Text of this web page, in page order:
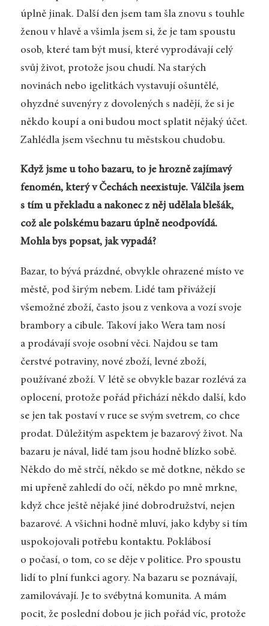
úplně jinak. Další den jsem tam šla znovu s touhle
ženou v hlavě a všimla jsem si, že je tam spoustu
osob, které tam být musí, které vyprodávají celý
svůj život, protože jsou chudí. Na starých
novinách nebo igelitkách vystavují ošuntělé,
ohyzdné suvenýry z dovolených s nadějí, že si je
někdo koupí a oni budou moct splatit nějaký účet.
Zahlédla jsem všechnu tu městskou chudobu.
Když jsme u toho bazaru, to je hrozně zajímavý
fenomén, který v Čechách neexistuje. Válčila jsem
s tím u překladu a nakonec z něj udělala blešák,
což ale polskému bazaru úplně neodpovídá.
Mohla bys popsat, jak vypadá?
Bazar, to bývá prázdné, obvykle ohrazené místo ve
městě, pod širým nebem. Lidé tam přivážejí
všemožné zboží, často jsou z venkova a vozí svoje
brambory a cibule. Takoví jako Wera tam nosí
a prodávají svoje osobní věci. Najdou se tam
čerstvé potraviny, nové zboží, levné zboží,
používané zboží. V létě se obvykle bazar rozlévá za
oplocení, protože pořád přichází někdo další, kdo
se jen tak postaví v ruce se svým svetrem, co chce
prodat. Důležitým aspektem je bazarový život. Na
bazaru je nával, lidé tam jsou hodně blízko sobě.
Někdo do mě strčí, někdo se mě dotkne, někdo se
mi upřeně zahledí do očí, někdo po mně mrkne,
když chce ještě nějaké jiné dobrodružství, nejen
bazarové. A všichni hodně mluví, jako kdyby si tím
uspokojovali potřebu kontaktu. Poklábosí
o počasí, o tom, co se děje v politice. Pro spoustu
lidí to plní funkci agory. Na bazaru se poznávají,
zamilovávají. Je to svébytná komunita. A mám
pocit, že poslední dobou je jich pořád víc, protože